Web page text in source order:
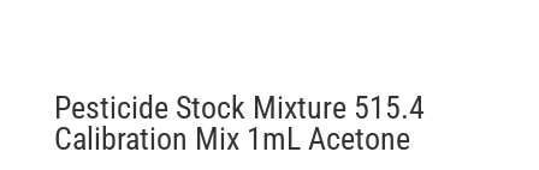
Pesticide Stock Mixture 515.4
Calibration Mix 1mL Acetone